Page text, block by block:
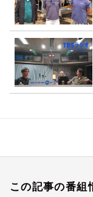
この記事の番組